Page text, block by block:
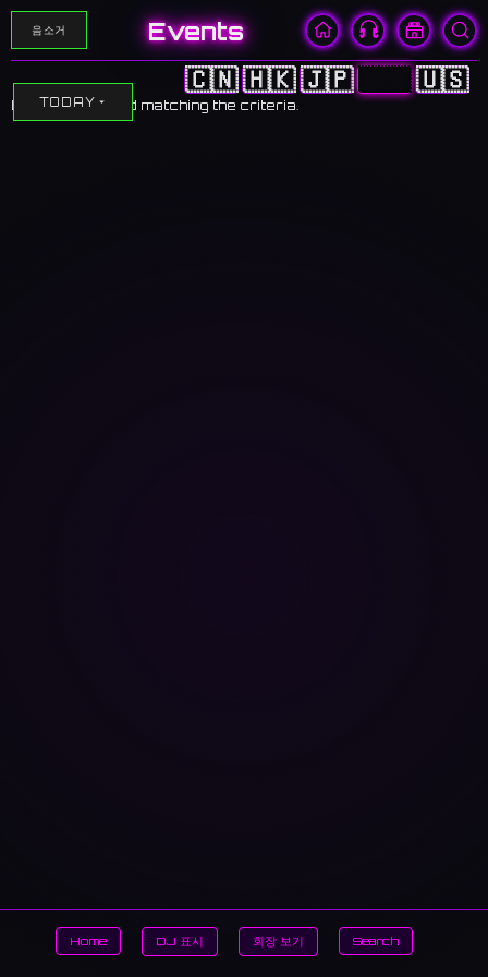
음소거 Events
🇨🇳🇭🇰🇯🇵🇰🇷 🇺🇸
TODAY
No events found matching the criteria.
Home DJ 표시 회장 보기 Search